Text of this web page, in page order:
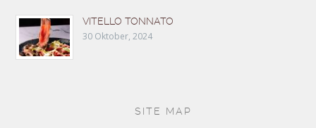
VITELLO TONNATO
30 Oktober, 2024
SITE MAP